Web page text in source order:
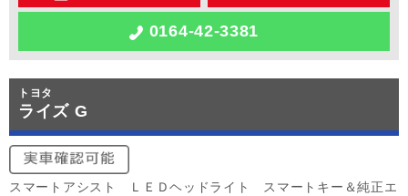
0164-42-3381
トヨタ
ライズ G
スマートアシスト ＬＥＤヘッドライト スマートキー＆純正エ